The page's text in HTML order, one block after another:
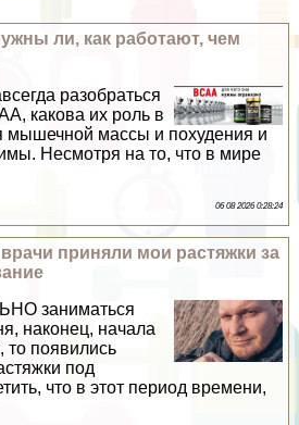
ли, как работают, чем
разобраться
какова их роль в
мышечной массы и похудения и
Несмотря на то, что в мире
06 08 2026 0:28:24
приняли мои растяжки за
заниматься
наконец, начала
появились
под
что в этот период времени,